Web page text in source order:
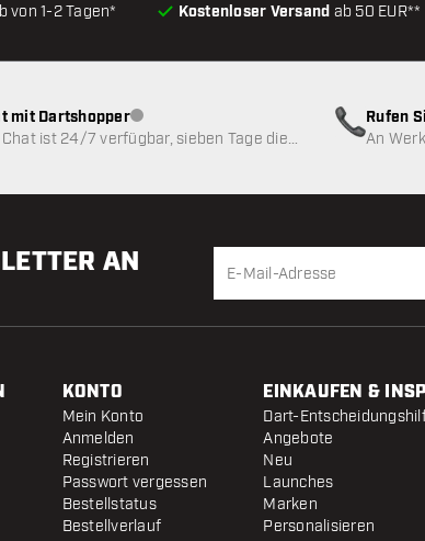
von 1-2 Tagen* Kostenloser Versand ab 50 EUR**
mit DartshopperKundenservice nicht verfügbar
Chat ist 24/7 verfügbar, sieben Tage die
Rufen
An
AN
KONTO
Mein Konto
Anmelden
Registrieren
Passwort vergessen
Bestellstatus
Bestellverlauf
EINKAUFEN &
Dart-
Angebote
Neu
Launches
Marken
Personalisieren